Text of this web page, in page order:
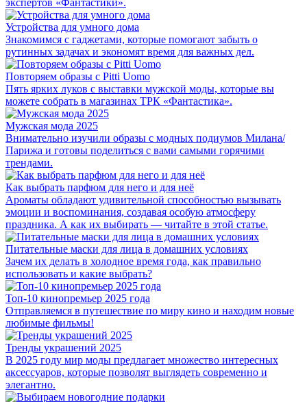
экспертов «Фантастики».
Устройства для умного дома
Знакомимся с гаджетами, которые помогают забыть о
рутинных задачах и экономят время для важных дел.
Повторяем образы с Pitti Uomo
Пять ярких луков с выставки мужской моды, которые вы
можете собрать в магазинах ТРК «Фантастика».
Мужская мода 2025
Внимательно изучили образы с модных подиумов Милана/
Парижа и готовы поделиться с вами самыми горячими
трендами.
Как выбрать парфюм для него и для неё
Ароматы обладают удивительной способностью вызывать
эмоции и воспоминания, создавая особую атмосферу
праздника. А как их выбирать — читайте в этой статье.
Питательные маски для лица в домашних условиях
Зачем их делать в холодное время года, как правильно
использовать и какие выбрать?
Топ-10 кинопремьер 2025 года
Отправляемся в путешествие по миру кино и находим новые
любимые фильмы!
Тренды украшений 2025
В 2025 году мир моды предлагает множество интересных
аксессуаров, которые позволят выглядеть современно и
элегантно.